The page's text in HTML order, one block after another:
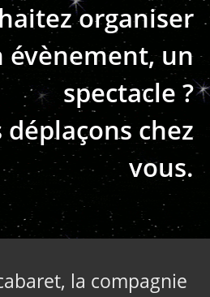
organiser
évènement, un
spectacle ?
chez
vous.
la compagnie